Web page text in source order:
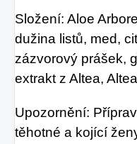
Složení: Aloe
dužina listů, med,
zázvorový prášek,
extrakt z Altea,
Upozornění:
těhotné a kojící